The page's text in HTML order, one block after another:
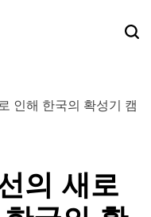
의 새로